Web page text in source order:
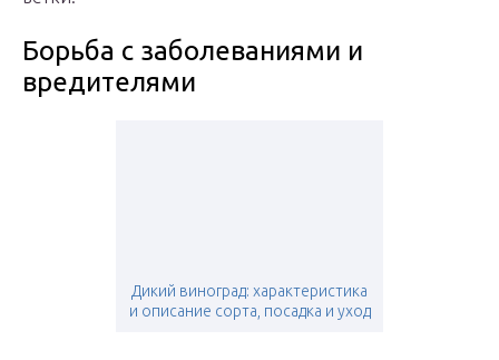
Борьба с заболеваниями и
вредителями
Дикий виноград: характеристика
и описание сорта, посадка и уход